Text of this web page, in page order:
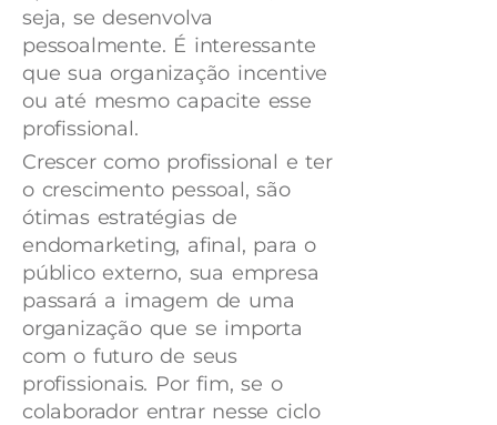
seja, se desenvolva
pessoalmente. É interessante
que sua organização incentive
ou até mesmo capacite esse
profissional.
Crescer como profissional e ter
o crescimento pessoal, são
ótimas estratégias de
endomarketing, afinal, para o
público externo, sua empresa
passará a imagem de uma
organização que se importa
com o futuro de seus
profissionais. Por fim, se o
colaborador entrar nesse ciclo